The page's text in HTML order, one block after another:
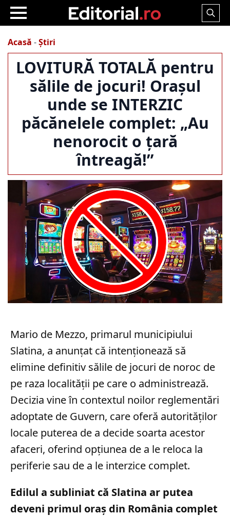
Search
Acasă -Știri
LOVITURĂ TOTALĂ pentru
sălile de jocuri! Orașul
unde se INTERZIC
păcănelele complet: „Au
nenorocit o țară
întreagă!”
Mario de Mezzo, primarul municipiului
Slatina, a anunțat că intenționează să
elimine definitiv sălile de jocuri de noroc de
pe raza localității pe care o administrează.
Decizia vine în contextul noilor reglementări
adoptate de Guvern, care oferă autorităților
locale puterea de a decide soarta acestor
afaceri, oferind opțiunea de a le reloca la
periferie sau de a le interzice complet.
Edilul a subliniat că Slatina ar putea
deveni primul oraș din România complet